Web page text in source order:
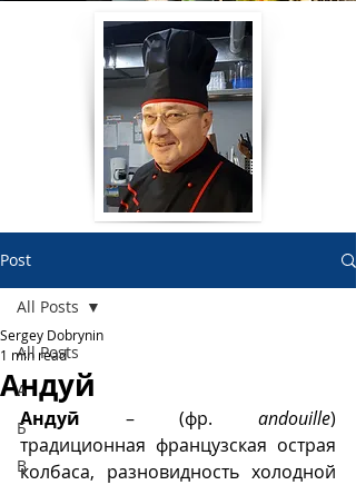
Post
All Posts
А
Б
В
All Posts
Андуй
Sergey Dobrynin
1 min read
Андуй – (фр. andouille)
традиционная французская острая
колбаса, разновидность холодной